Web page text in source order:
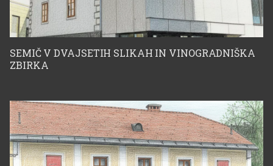
SEMIČ V DVAJSETIH SLIKAH IN VINOGRADNIŠKA
ZBIRKA